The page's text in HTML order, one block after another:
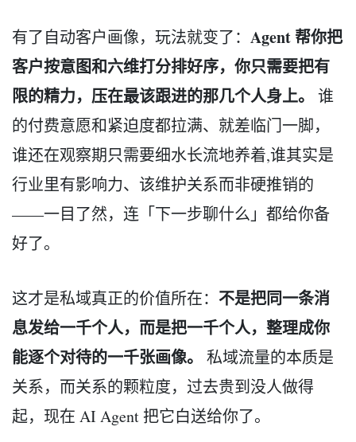
有了自动客户画像，玩法就变了： Agent 帮你把
客户按意图和六维打分排好序，你只需要把有
限的精力，压在最该跟进的那几个人身上。
谁
的付费意愿和紧迫度都拉满、就差临门一脚，
谁还在观察期只需要细水长流地养着,谁其实是
行业里有影响力、该维护关系而非硬推销的
——一目了然，连「下一步聊什么」都给你备
好了。
这才是私域真正的价值所在： 不是把同一条消
息发给一千个人，而是把一千个人，整理成你
能逐个对待的一千张画像。
私域流量的本质是
关系，而关系的颗粒度，过去贵到没人做得
起，现在 AI Agent 把它白送给你了。